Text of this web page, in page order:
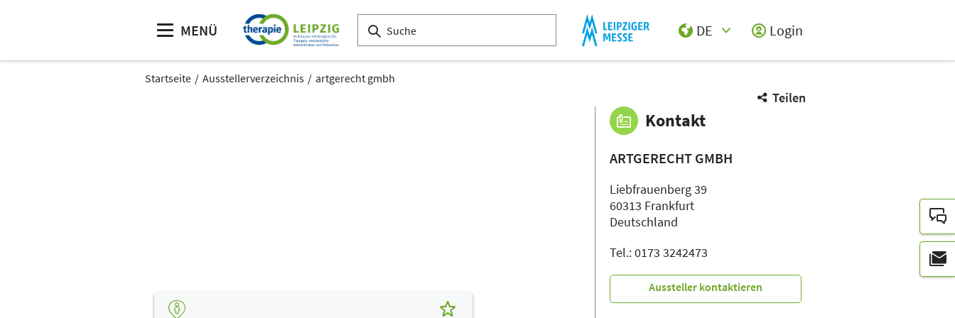
MENÜ
DE
Login
Startseite Ausstellerverzeichnis artgerecht gmbh
Teilen
Kontakt
ARTGERECHT GMBH
Liebfrauenberg 39
60313 Frankfurt
Deutschland
Tel.: 0173 3242473
Aussteller kontaktieren